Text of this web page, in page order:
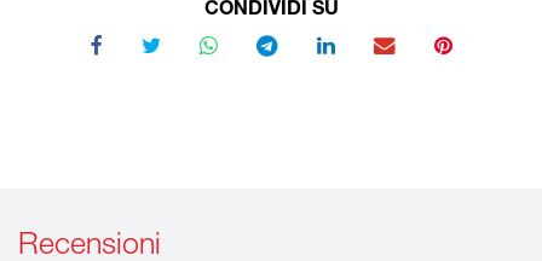
CONDIVIDI SU
Recensioni